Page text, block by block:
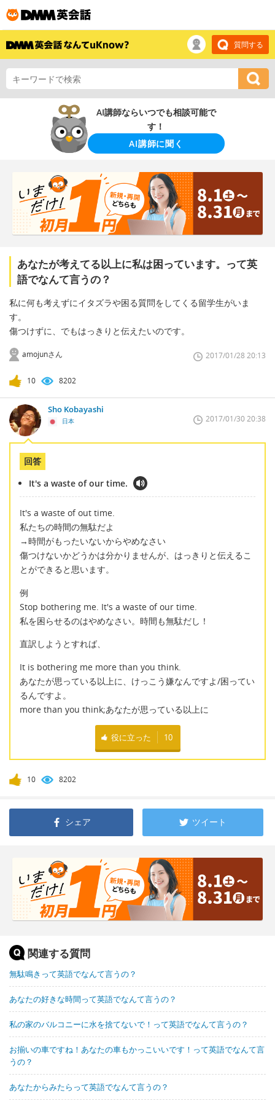
質問する
AI講師ならいつでも相談可能で
す！
AI講師に聞く
あなたが考えてる以上に私は困っています。って英
語でなんて言うの？
私に何も考えずにイタズラや困る質問をしてくる留学生がいま
す。
傷つけずに、でもはっきりと伝えたいのです。
amojunさん 2017/01/28 20:13
10 8202
Sho Kobayashi
日本 2017/01/30 20:38
回答
It's a waste of our time.
It's a waste of out time.
私たちの時間の無駄だよ
→時間がもったいないからやめなさい
傷つけないかどうかは分かりませんが、はっきりと伝えるこ
とができると思います。
例
Stop bothering me. It's a waste of our time.
私を困らせるのはやめなさい。時間も無駄だし！
直訳しようとすれば、
It is bothering me more than you think.
あなたが思っている以上に、けっこう嫌なんですよ/困ってい
るんですよ。
more than you think;あなたが思っている以上に
役に立った 10
10 8202
シェア ツイート
関連する質問
無駄鳴きって英語でなんて言うの？
あなたの好きな時間って英語でなんて言うの？
私の家のバルコニーに水を捨てないで！って英語でなんて言うの？
お揃いの車ですね！あなたの車もかっこいいです！って英語でなんて言
うの？
あなたからみたらって英語でなんて言うの？